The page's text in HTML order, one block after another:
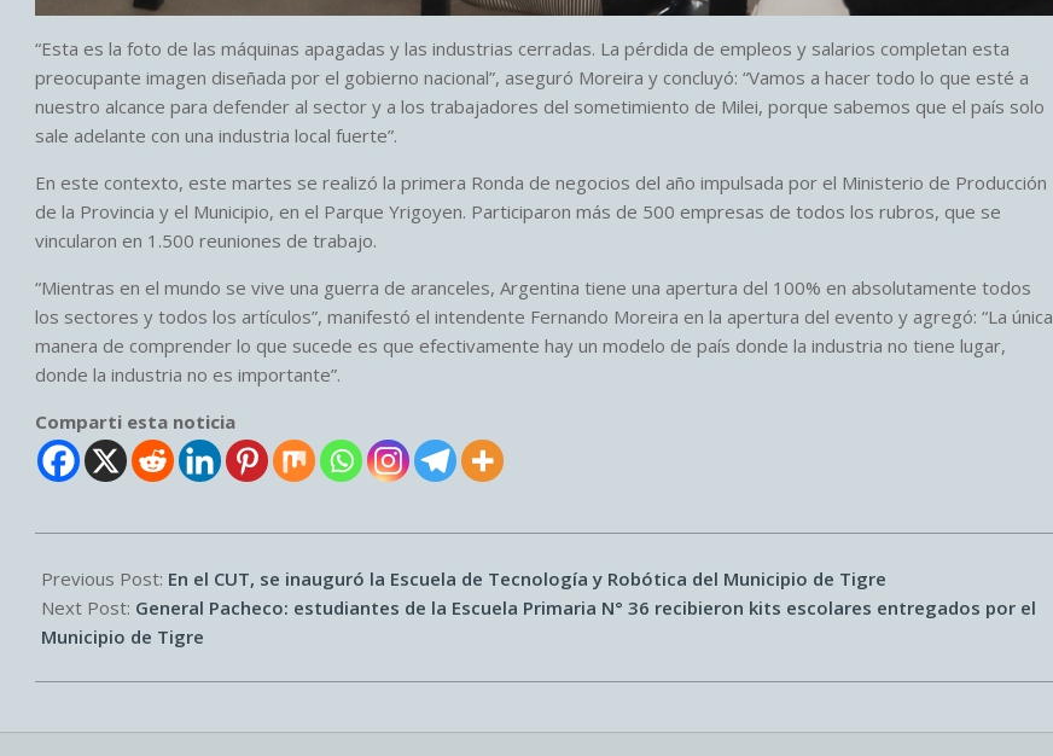
“Esta es la foto de las máquinas apagadas y las industrias cerradas. La pérdida de empleos y salarios completan esta
preocupante imagen diseñada por el gobierno nacional”, aseguró Moreira y concluyó: “Vamos a hacer todo lo que esté a
nuestro alcance para defender al sector y a los trabajadores del sometimiento de Milei, porque sabemos que el país solo
sale adelante con una industria local fuerte”.
En este contexto, este martes se realizó la primera Ronda de negocios del año impulsada por el Ministerio de Producción
de la Provincia y el Municipio, en el Parque Yrigoyen. Participaron más de 500 empresas de todos los rubros, que se
vincularon en 1.500 reuniones de trabajo.
“Mientras en el mundo se vive una guerra de aranceles, Argentina tiene una apertura del 100% en absolutamente todos
los sectores y todos los artículos”, manifestó el intendente Fernando Moreira en la apertura del evento y agregó: “La única
manera de comprender lo que sucede es que efectivamente hay un modelo de país donde la industria no tiene lugar,
donde la industria no es importante”.
Comparti esta noticia
03-
19
Previous Post: En el CUT, se inauguró la Escuela de Tecnología y Robótica del Municipio de Tigre
Next Post: General Pacheco: estudiantes de la Escuela Primaria N° 36 recibieron kits escolares entregados por el
Municipio de Tigre